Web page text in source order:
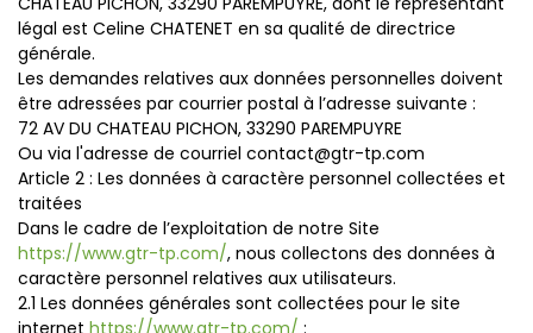
légal est Celine CHATENET en sa qualité de directrice
générale.
Les demandes relatives aux données personnelles doivent
être adressées par courrier postal à l’adresse suivante :
72 AV DU CHATEAU PICHON, 33290 PAREMPUYRE
Ou via l'adresse de courriel contact@gtr-tp.com
Article 2 : Les données à caractère personnel collectées et
traitées
Dans le cadre de l’exploitation de notre Site
https://www.gtr-tp.com/, nous collectons des données à
caractère personnel relatives aux utilisateurs.
2.1 Les données générales sont collectées pour le site
internet https://www.gtr-tp.com/ :